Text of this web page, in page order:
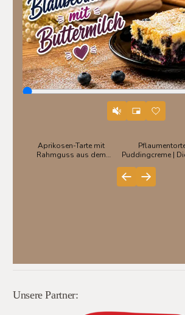
Unsere Partner: